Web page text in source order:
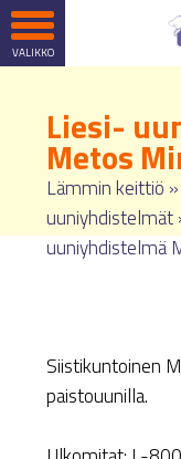
Liesi-
Metos
Lämmin keittiö »
uuniyhdistelmät
uuniyhdistelmä
Siistikuntoinen
paistouunilla.